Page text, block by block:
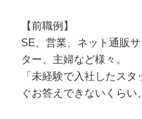
【前職例】
SE、営業、ネット通販
ター、主婦など様々。
「未経験で入社したス
ぐお答えできないくらい